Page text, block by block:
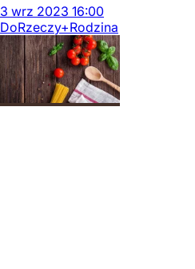
3 wrz 2023 16:00
DoRzeczy+Rodzina